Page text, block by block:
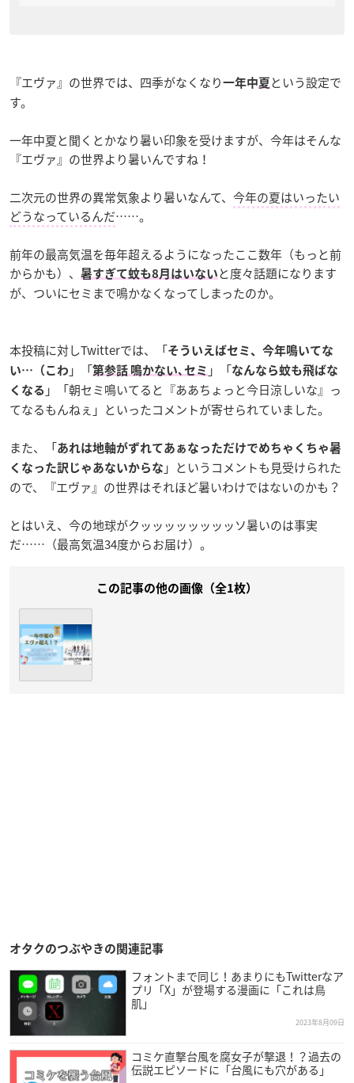
『エヴァ』の世界では、四季がなくなり 一年中夏 という設定で
す。
一年中夏と聞くとかなり暑い印象を受けますが、今年はそんな
『エヴァ』の世界より暑いんですね！
二次元の世界の異常気象より暑いなんて、 今年の夏はいったい
どうなっているんだ……。
前年の最高気温を毎年超えるようになったここ数年（もっと前
からかも）、
暑すぎて蚊も8月はいない と度々話題になります
が、ついにセミまで鳴かなくなってしまったのか。
本投稿に対しTwitterでは、「そういえばセミ、今年鳴いてな
い…（こわ 」「第参話 鳴かない､セミ 」「なんなら蚊も飛ばな
くなる 」「朝セミ鳴いてると『ああちょっと今日涼しいな』っ
てなるもんねぇ」といったコメントが寄せられていました。
また、「あれは地軸がずれてあぁなっただけでめちゃくちゃ暑
くなった訳じゃあないからな 」というコメントも見受けられた
ので、『エヴァ』の世界はそれほど暑いわけではないのかも？
とはいえ、今の地球がクッッッッッッッッソ暑いのは事実
だ……（最高気温34度からお届け）。
この記事の他の画像（全1枚）
オタクのつぶやきの関連記事
フォントまで同じ！あまりにもTwitterなア
プリ「X」が登場する漫画に「これは鳥
肌」
2023年8月09日
コミケ直撃台風を腐女子が撃退！？過去の
伝説エピソードに「台風にも穴がある」